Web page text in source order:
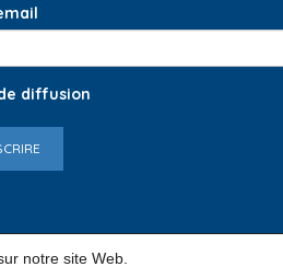
diffusion
notre site Web.